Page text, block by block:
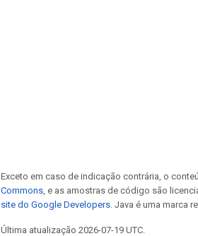
Exceto em caso de indicação contrária, o
Commons, e as amostras de código são
site do Google Developers. Java é uma marca
Última atualização 2026-07-19 UTC.